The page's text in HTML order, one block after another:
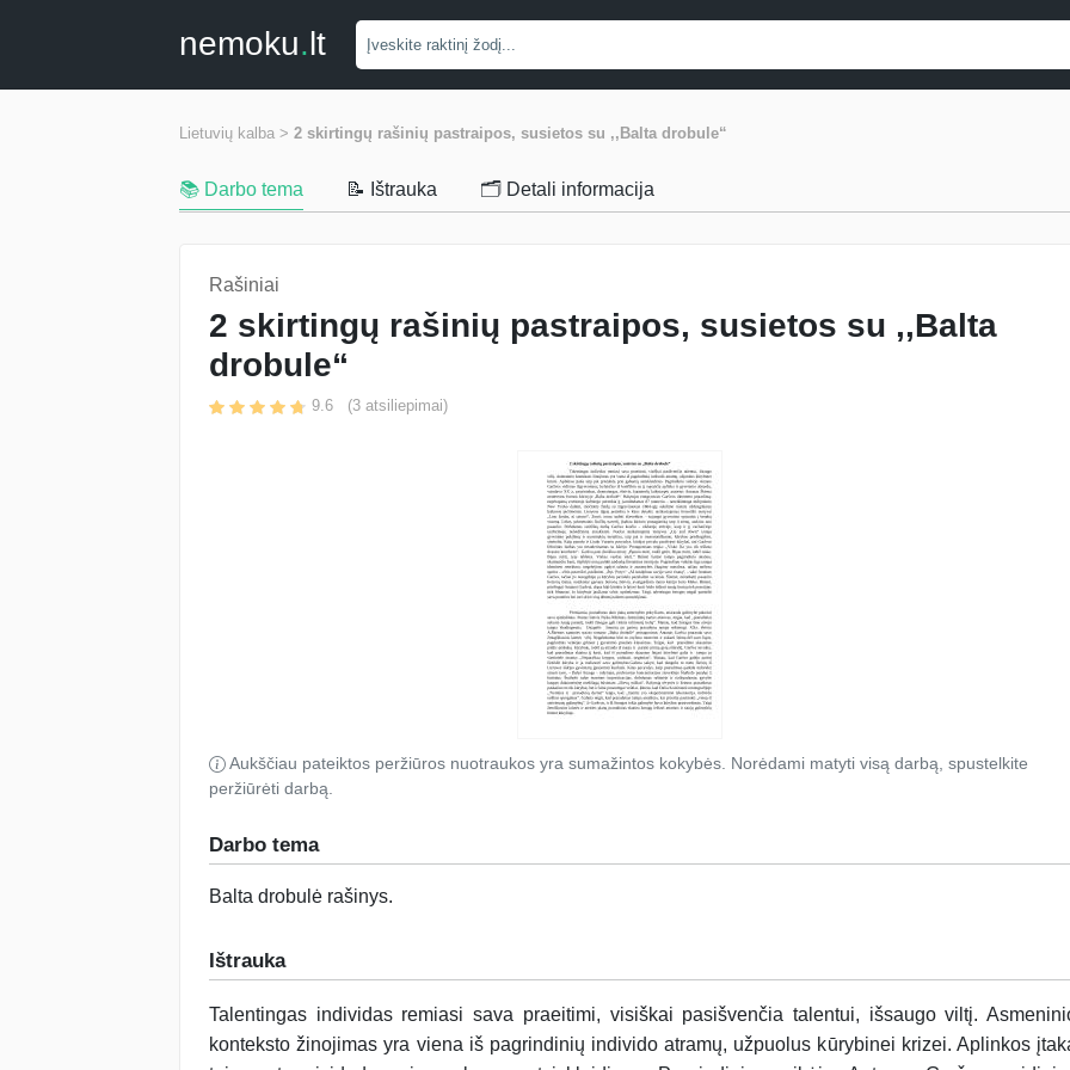
nemoku.lt
Lietuvių kalba > 2 skirtingų rašinių pastraipos, susietos su ,,Balta drobule“
📚 Darbo tema 📝 Ištrauka 🗂️ Detali informacija
Rašiniai
2 skirtingų rašinių pastraipos, susietos su ,,Balta
drobule“
9.6 (3 atsiliepimai)
Aukščiau pateiktos peržiūros nuotraukos yra sumažintos kokybės. Norėdami matyti visą darbą, spustelkite
peržiūrėti darbą.
Darbo tema
Balta drobulė rašinys.
Ištrauka
Talentingas individas remiasi sava praeitimi, visiškai pasišvenčia talentui, išsaugo viltį.
konteksto žinojimas yra viena iš pagrindinių individo atramų, užpuolus kūrybinei krizei. Aplinkos